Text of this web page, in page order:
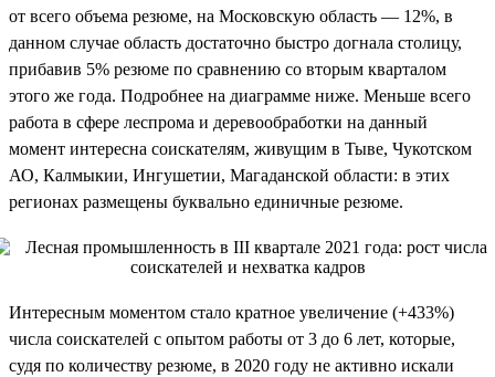
от всего объема резюме, на Московскую область — 12%, в
данном случае область достаточно быстро догнала столицу,
прибавив 5% резюме по сравнению со вторым кварталом
этого же года. Подробнее на диаграмме ниже. Меньше всего
работа в сфере леспрома и деревообработки на данный
момент интересна соискателям, живущим в Тыве, Чукотском
АО, Калмыкии, Ингушетии, Магаданской области: в этих
регионах размещены буквально единичные резюме.
Интересным моментом стало кратное увеличение (+433%)
числа соискателей с опытом работы от 3 до 6 лет, которые,
судя по количеству резюме, в 2020 году не активно искали